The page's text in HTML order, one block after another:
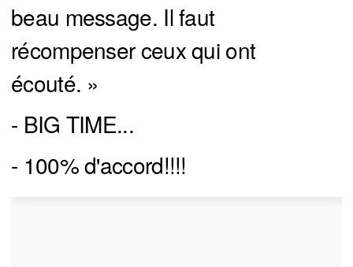
beau message. Il faut
récompenser ceux qui ont
écouté. »
- BIG TIME...
- 100% d'accord!!!!